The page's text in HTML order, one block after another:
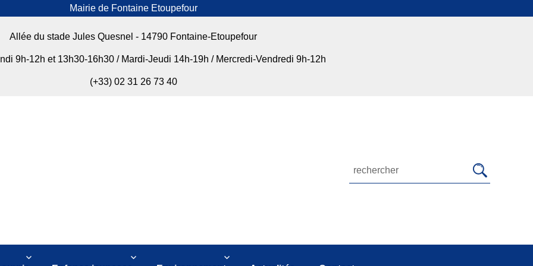
Mairie de Fontaine Etoupefour
Allée du stade Jules Quesnel - 14790 Fontaine-Etoupefour
9h-12h et 13h30-16h30 / Mardi-Jeudi 14h-19h / Mercredi-Vendredi 9h-12h
(+33) 02 31 26 73 40